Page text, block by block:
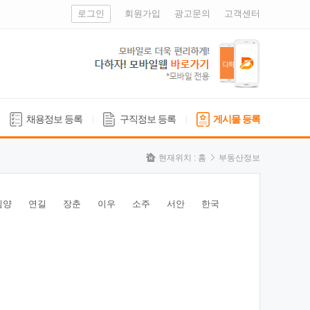
로그인 회원가입 광고문의 고객센터
채용정보 등록 구직정보 등록 게시물 등록
현재위치 : 홈 부동산정보
양 연길 장춘 이우 소주 서안 한국